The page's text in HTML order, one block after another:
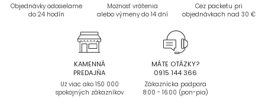
Objednávky odosielame
do 24 hodín
Možnosť vrátenia
alebo výmeny do 14 dní
Cez packetu pri
objednávkach nad 30 €
KAMENNÁ
PREDAJŇA
Už viac ako 150 000
spokojných zákazníkov
MÁTE OTÁZKY?
0915 144 366
Zákaznícka podpora
8:00 - 16:00 (pon-pia)